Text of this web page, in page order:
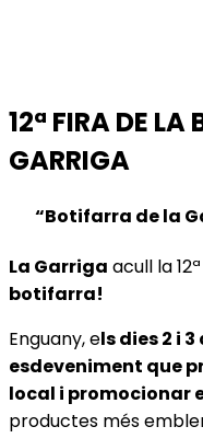
12ª FIRA DE LA
GARRIGA
“Botifarra de la
La Garriga acull la
botifarra!
Enguany, els dies 2 i
esdeveniment que
local i promocionar
productes més